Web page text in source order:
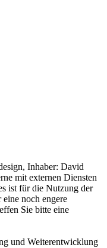
Inhaber: David
mit externen Diensten
ist für die Nutzung der
noch engere
Sie bitte eine
und Weiterentwicklung